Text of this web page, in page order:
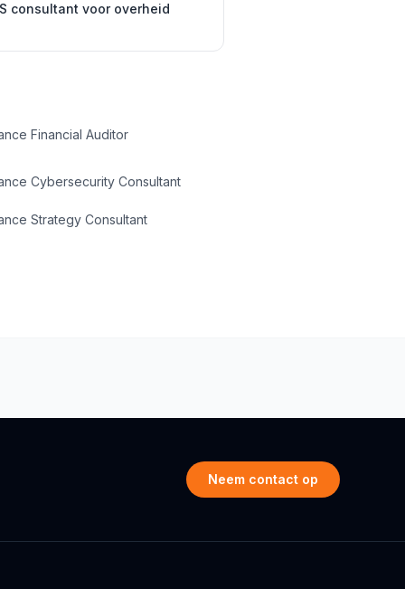
consultant voor overheid
Financial Auditor
Cybersecurity Consultant
Strategy Consultant
Neem contact op